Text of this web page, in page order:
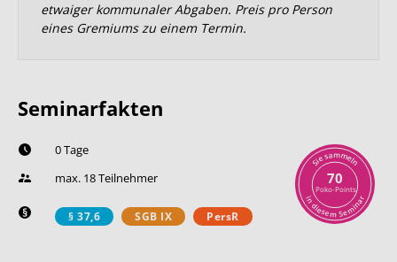
etwaiger kommunaler Abgaben. Preis pro Person
eines Gremiums zu einem Termin.
Seminarfakten
0 Tage
max. 18 Teilnehmer
§ 37,6 SGB IX PersR
i
n
d
iesemSemi
n
a
r
S
iesammel
n
70
Poko-Points